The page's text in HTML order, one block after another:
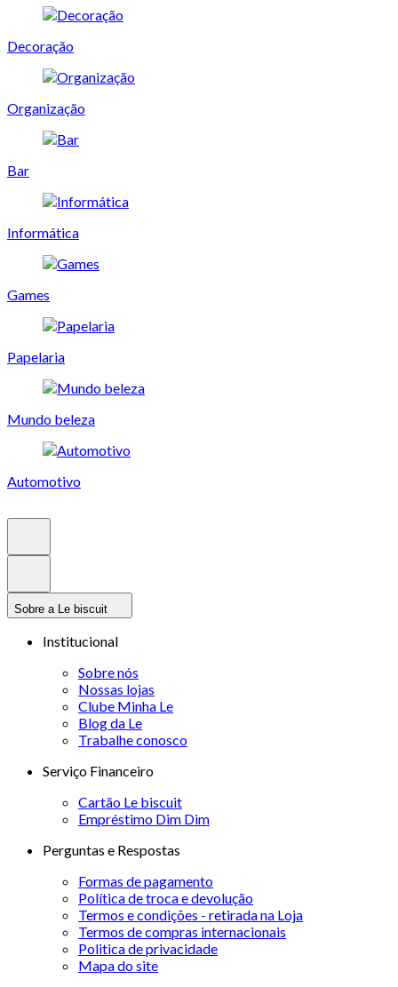
Decoração
Organização
Bar
Informática
Games
Papelaria
Mundo beleza
Automotivo
Sobre a Le biscuit
Institucional
Sobre nós
Nossas lojas
Clube Minha Le
Blog da Le
Trabalhe conosco
Serviço Financeiro
Cartão Le biscuit
Empréstimo Dim Dim
Perguntas e Respostas
Formas de pagamento
Política de troca e devolução
Termos e condições - retirada na Loja
Termos de compras internacionais
Politica de privacidade
Mapa do site